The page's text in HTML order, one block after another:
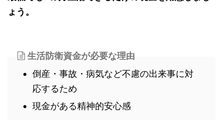
ょう。
生活防衛資金が必要な理由
倒産・事故・病気など不慮の出来事に対
応するため
現金がある精神的安心感